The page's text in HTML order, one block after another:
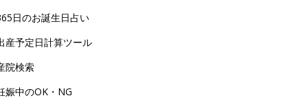
日のお誕生日占い
産予定日計算ツール
院検索
娠中のOK・NG